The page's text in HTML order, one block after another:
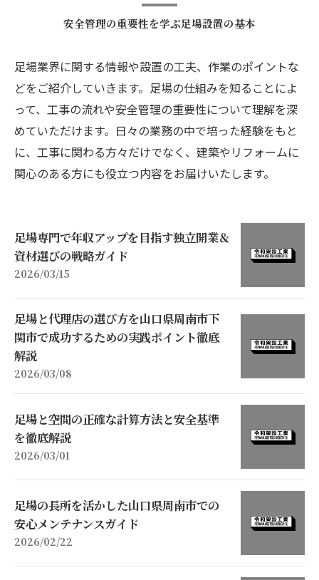
安全管理の重要性を学ぶ足場設置の基本
足場業界に関する情報や設置の工夫、作業のポイントな
どをご紹介していきます。足場の仕組みを知ることによ
って、工事の流れや安全管理の重要性について理解を深
めていただけます。日々の業務の中で培った経験をもと
に、工事に関わる方々だけでなく、建築やリフォームに
関心のある方にも役立つ内容をお届けいたします。
足場専門で年収アップを目指す独立開業＆
資材選びの戦略ガイド
2026/03/15
足場と代理店の選び方を山口県周南市下
関市で成功するための実践ポイント徹底
解説
2026/03/08
足場と空間の正確な計算方法と安全基準
を徹底解説
2026/03/01
足場の長所を活かした山口県周南市での
安心メンテナンスガイド
2026/02/22